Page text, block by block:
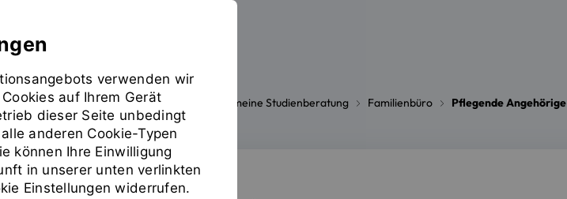
Sie
befinden
sich
auf
der
Die OTH Einrichtungen Allgemeine Studienberatung Familienbüro Pflegende Angehörige
verwenden wir
auf Ihrem Gerät
dieser Seite unbedingt
anderen Cookie-Typen
können Ihre Einwilligung
in unserer unten verlinkten
Einstellungen widerrufen.